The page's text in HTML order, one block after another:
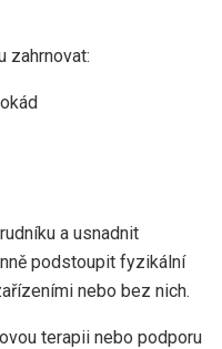
zahrnovat:
a usnadnit
podstoupit fyzikální
nebo bez nich.
terapii nebo podporu